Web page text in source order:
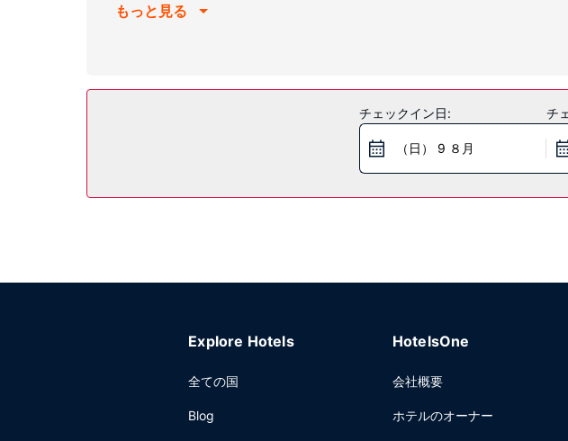
ます。バスルームには、レインフォールシャワー付きのシャワー付き浴槽と、
このホテルのレストラン、Atrium Family Restaurantでは、ランチ、ディナー
きは、2 か所のバー / ラウンジ から 1 つ選んで、ひと休みしましょう。コン
もっと見る
チェックイン日:
（日） 9 ８月
チ
Explore Hotels
全ての国
Blog
HotelsOne
会社概要
ホテルのオーナー